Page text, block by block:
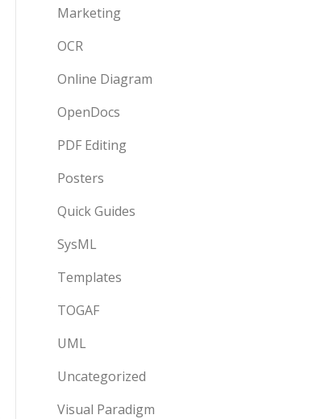
Marketing
OCR
Online Diagram
OpenDocs
PDF Editing
Posters
Quick Guides
SysML
Templates
TOGAF
UML
Uncategorized
Visual Paradigm